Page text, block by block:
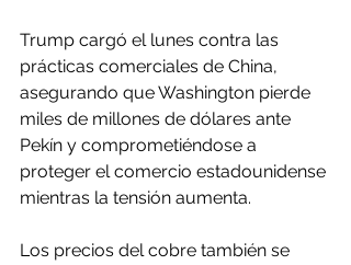
Trump cargó el lunes contra las
prácticas comerciales de China,
asegurando que Washington pierde
miles de millones de dólares ante
Pekín y comprometiéndose a
proteger el comercio estadounidense
mientras la tensión aumenta.
Los precios del cobre también se